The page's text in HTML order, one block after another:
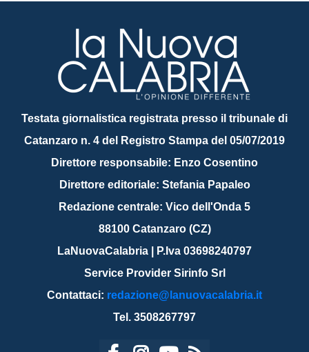
Testata giornalistica registrata presso il tribunale di
Catanzaro n. 4 del Registro Stampa del 05/07/2019
Direttore responsabile: Enzo Cosentino
Direttore editoriale: Stefania Papaleo
Redazione centrale: Vico dell'Onda 5
88100 Catanzaro (CZ)
LaNuovaCalabria | P.Iva 03698240797
Service Provider Sirinfo Srl
Contattaci: redazione@lanuovacalabria.it
Tel. 3508267797